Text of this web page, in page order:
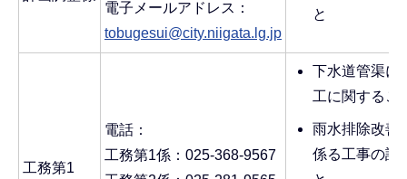
電子メールアドレス：
tobugesui@city.niigata.lg.jp
と
工務第1
電話：
工務第1係：025-368-9567
下水道管渠に
工に関するこ
雨水排除改善
係る工事の設